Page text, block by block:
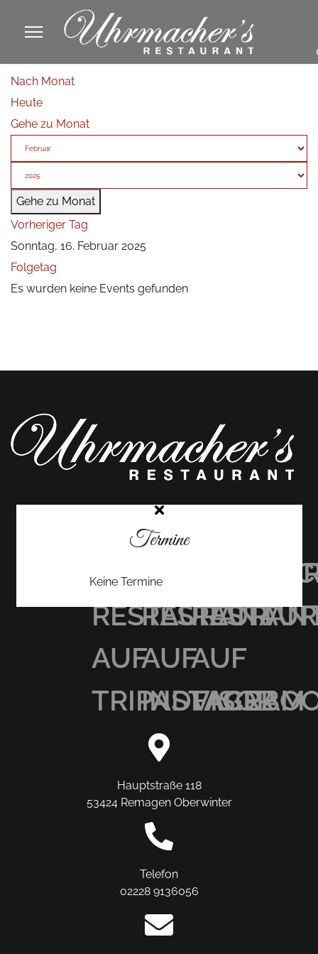
Nach Monat
Heute
Gehe zu Monat
Gehe zu Monat
Vorheriger Tag
Sonntag, 16. Februar 2025
Folgetag
Es wurden keine Events gefunden
UHRMACHER’S
RESTAURANT
AUF
TRIPADVISOR
AUF
INSTAGRAM
AUF
Hauptstraße 118
53424 Remagen Oberwinter
Telefon
02228 9136056
Termine
Keine Termine